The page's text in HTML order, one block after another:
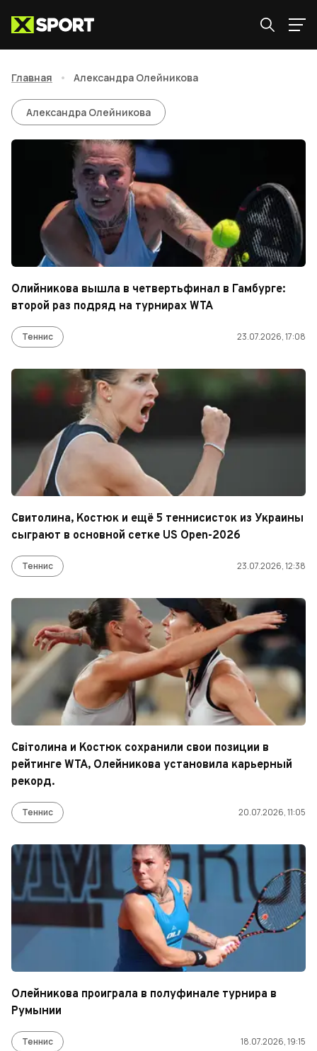
Главная • Александра Олейникова
Александра Олейникова
Александра Олейникова
Олийникова вышла в четвертьфинал в Гамбурге:
второй раз подряд на турнирах WTA
Теннис 23.07.2026, 17:08
Свитолина, Костюк и ещё 5 теннисисток из Украины
сыграют в основной сетке US Open-2026
Теннис 23.07.2026, 12:38
Світолина и Костюк сохранили свои позиции в
рейтинге WTA, Олейникова установила карьерный
рекорд.
Теннис 20.07.2026, 11:05
Олейникова проиграла в полуфинале турнира в
Румынии
Теннис 18.07.2026, 19:15